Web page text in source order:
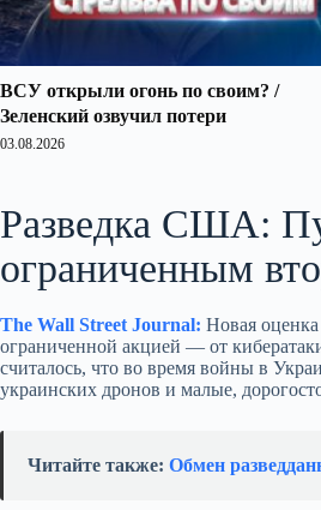
ВСУ открыли огонь по своим? /
Зеленский озвучил потери
03.08.2026
Разведка США:
ограниченным
The Wall Street Journal: Новая
ограниченной акцией — от
считалось, что во время войны в
украинских дронов и малые,
Читайте также: Обмен